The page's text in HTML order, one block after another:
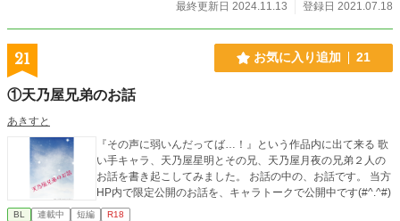
最終更新日 2024.11.13
登録日 2021.07.18
21 お気に入り追加 21
①天乃屋兄弟のお話
あきすと
『その声に弱いんだってば…！』という作品内に出て来る 歌
い手キャラ、天乃屋星明とその兄、天乃屋月夜の兄弟２人の
お話を書き起こしてみました。 お話の中の、お話です。 当方
HP内で限定公開のお話を、キャラトークで公開中です(#^.^#)
BL 連載中 短編 R18